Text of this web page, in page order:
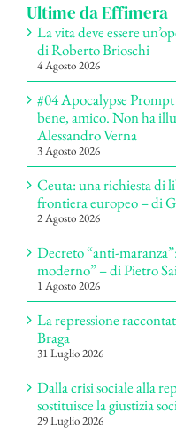
Ultime da Effimera
La vita deve essere
di Roberto Brioschi
4 Agosto 2026
#04 Apocalypse
bene, amico. Non ha
Alessandro Verna
3 Agosto 2026
Ceuta: una richiesta di
frontiera europeo – di
2 Agosto 2026
Decreto “anti-
moderno” – di Pietro
1 Agosto 2026
La repressione
Braga
31 Luglio 2026
Dalla crisi sociale alla
sostituisce la giustizia
29 Luglio 2026